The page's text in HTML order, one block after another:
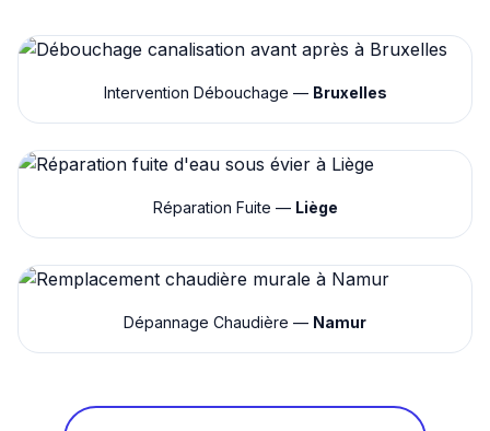
Intervention Débouchage — Bruxelles
Réparation Fuite — Liège
Dépannage Chaudière — Namur